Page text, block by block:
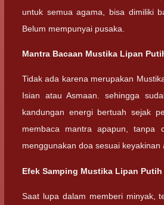
untuk semua agama, bisa dimiliki
Belum mempunyai pusaka.
Mantra Bacaan Mustika Lipan
Tidak ada karena merupakan
Isian atau Asmaan. sehingga
kandungan energi bertuah sejak
membaca mantra apapun, tanpa
menggunakan doa sesuai keyakinan
Efek Samping Mustika Lipan Putih
Saat lupa dalam memberi minyak,